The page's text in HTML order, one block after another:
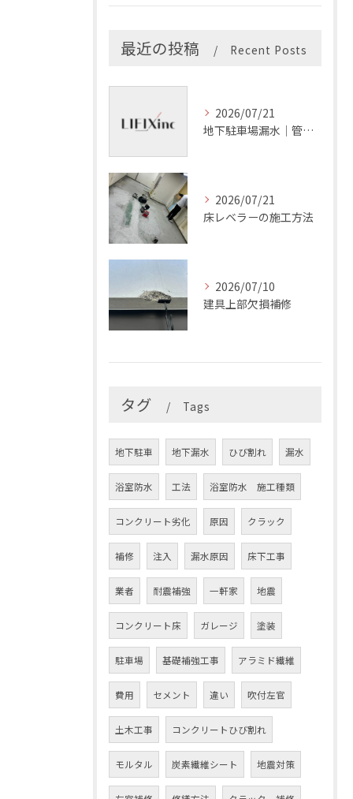
最近の投稿 Recent Posts
2026/07/21
地下駐車場漏水｜管理会社の確認項目
2026/07/21
床レベラーの施工方法
2026/07/10
建具上部欠損補修
タグ Tags
地下駐車 地下漏水 ひび割れ 漏水
浴室防水 工法 浴室防水 施工種類
コンクリート劣化 原因 クラック
補修 注入 漏水原因 床下工事
業者 耐震補強 一軒家 地震
コンクリート床 ガレージ 塗装
駐車場 基礎補強工事 アラミド繊維
費用 セメント 違い 吹付左官
土木工事 コンクリートひび割れ
モルタル 炭素繊維シート 地震対策